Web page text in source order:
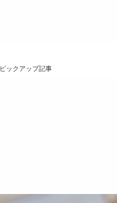
ピックアップ記事